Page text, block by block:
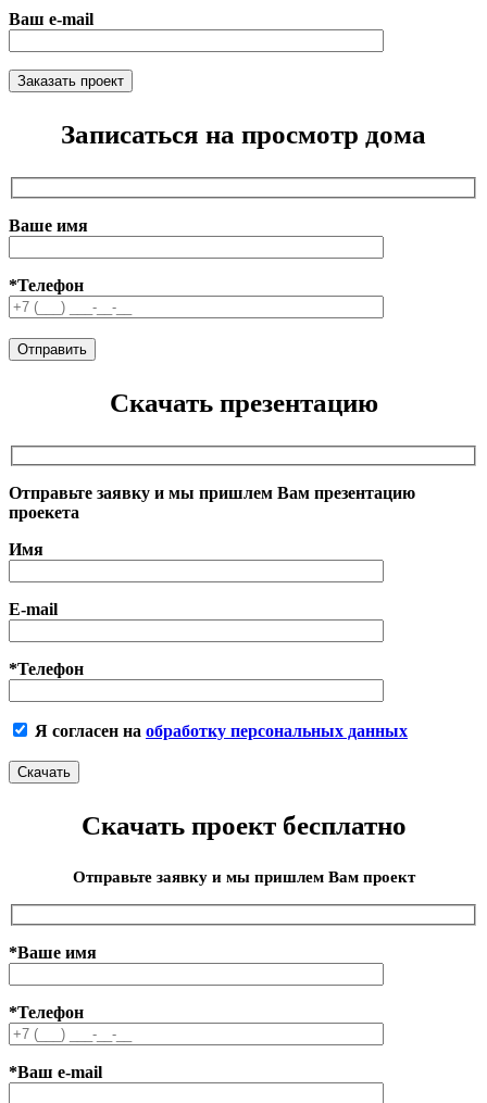
Ваш e-mail
Записаться на просмотр дома
Ваше имя
*Телефон
Скачать презентацию
Отправьте заявку и мы пришлем Вам презентацию
проекета
Имя
E-mail
*Телефон
Я согласен на обработку персональных данных
Скачать проект бесплатно
Отправьте заявку и мы пришлем Вам проект
*Ваше имя
*Телефон
*Ваш e-mail